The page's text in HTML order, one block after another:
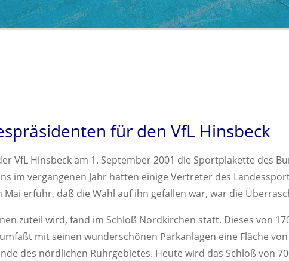
für den VfL Hinsbeck
VfL Hinsbeck am 1. September 2001 die Sportplakette des
im vergangenen Jahr hatten einige Vertreter des
erfuhr, daß die Wahl auf ihn gefallen war, war die
zuteil wird, fand im Schloß Nordkirchen statt. Dieses von
mit seinen wunderschönen Parkanlagen eine Fläche
des nördlichen Ruhrgebietes. Heute wird das Schloß von